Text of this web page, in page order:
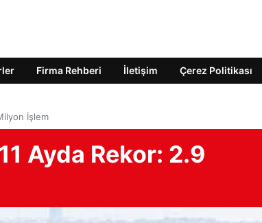
Firma Rehberi İletişim Çerez Politikası
İşlem
Ayda Rekor: 2.9